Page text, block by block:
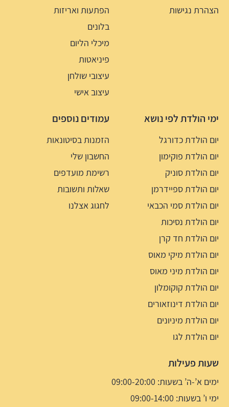
הצהרת נגישות
הפתעות ואריזות
בלונים
מיכלי הליום
פיניאטות
עיצובי שולחן
עיצוב אישי
ימי הולדת לפי נושא
יום הולדת כדורגל
יום הולדת פוקימון
יום הולדת סוניק
יום הולדת ספיידרמן
יום הולדת סמי הכבאי
יום הולדת נסיכות
יום הולדת חד קרן
יום הולדת מיקי מאוס
יום הולדת מיני מאוס
יום הולדת קוקומלון
יום הולדת דינוזאורים
יום הולדת מיניונים
יום הולדת לגו
עמודים נוספים
הזמנות בסיטונאות
החשבון שלי
רשימת מועדפים
שאלות ותשובות
לחגוג אצלנו
שעות פעילות
ימים א’-ה’ בשעות: 09:00-20:00
ימי ו’ בשעות: 09:00-14:00